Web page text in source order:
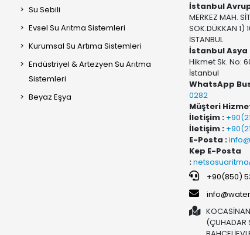
Su Sebili
Evsel Su Arıtma Sistemleri
Kurumsal Su Artıma Sistemleri
Endüstriyel & Artezyen Su Arıtma
Sistemleri
Beyaz Eşya
İstanbul
MERKEZ MAH.
SOK.DÜKKAN 1)
İSTANBUL
İstanbul Asya
Hikmet Sk. No:
İstanbul
WhatsApp
0282
Müşteri
İletişim :
İletişim :
E-Posta :
Kep E-Posta
:
+90(850)
(ÇUHADAR